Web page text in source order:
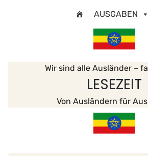
AUSGABEN
Wir sind alle Ausländer –
LESEZEIT
Von Ausländern für